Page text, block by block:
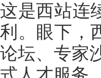
这是西站连
利。眼下，
论坛、专家